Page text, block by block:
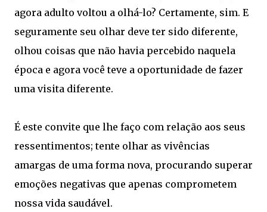
agora adulto voltou a olhá-lo? Certamente, sim. E
seguramente seu olhar deve ter sido diferente,
olhou coisas que não havia percebido naquela
época e agora você teve a oportunidade de fazer
uma visita diferente.
É este convite que lhe faço com relação aos seus
ressentimentos; tente olhar as vivências
amargas de uma forma nova, procurando superar
emoções negativas que apenas comprometem
nossa vida saudável.